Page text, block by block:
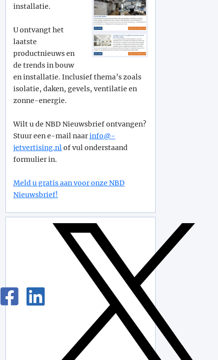
installatie.
U ontvangt het
laatste
productnieuws en
de trends in bouw
en installatie. Inclusief thema’s zoals
isolatie, daken, gevels, ventilatie en
zonne-energie.
Wilt u de NBD Nieuwsbrief ontvangen?
Stuur een e-mail naarinfo@­
jetvertising.nlof vul onderstaand
formulier in.
Meld u gratis aan voor onze NBD
Nieuwsbrief!